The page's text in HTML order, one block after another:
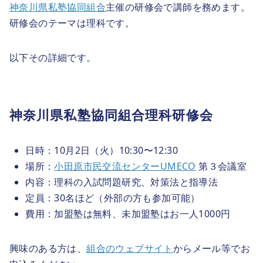
神奈川県私塾協同組合主催の研修会で講師を務めます。
研修会のテーマは理科です。
以下その詳細です。
神奈川県私塾協同組合理科研修会
日時：10月2日（火）10:30〜12:30
場所：小田原市民交流センターUMECO 第３会議室
内容：理科の入試問題研究、対策法と指導法
定員：30名ほど（外部の方も参加可能）
費用：加盟塾は無料、未加盟塾はお一人1000円
興味のある方は、組合のウェブサイト からメール等でお